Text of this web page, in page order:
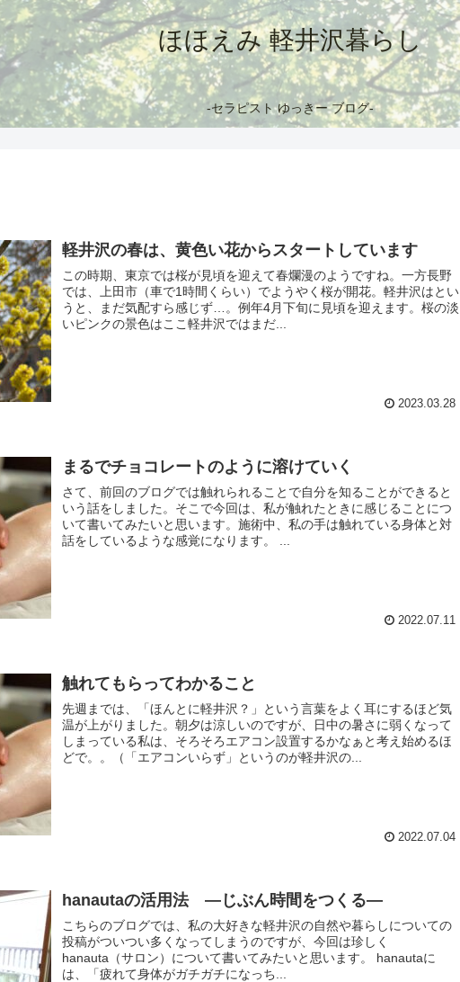
ほほえみ 軽井沢暮らし
-セラピスト ゆっきー ブログ-
軽井沢の春は、黄色い花からスタートしています
この時期、東京では桜が見頃を迎えて春爛漫のようですね。一方長野
では、上田市（車で1時間くらい）でようやく桜が開花。軽井沢はとい
うと、まだ気配すら感じず…。例年4月下旬に見頃を迎えます。桜の淡
いピンクの景色はここ軽井沢ではまだ...
2023.03.28
まるでチョコレートのように溶けていく
さて、前回のブログでは触れられることで自分を知ることができると
いう話をしました。そこで今回は、私が触れたときに感じることにつ
いて書いてみたいと思います。施術中、私の手は触れている身体と対
話をしているような感覚になります。 ...
2022.07.11
触れてもらってわかること
先週までは、「ほんとに軽井沢？」という言葉をよく耳にするほど気
温が上がりました。朝夕は涼しいのですが、日中の暑さに弱くなって
しまっている私は、そろそろエアコン設置するかなぁと考え始めるほ
どで。。（「エアコンいらず」というのが軽井沢の...
2022.07.04
hanautaの活用法 ―じぶん時間をつくる―
こちらのブログでは、私の大好きな軽井沢の自然や暮らしについての
投稿がついつい多くなってしまうのですが、今回は珍しく
hanauta（サロン）について書いてみたいと思います。 hanautaに
は、「疲れて身体がガチガチになっち...